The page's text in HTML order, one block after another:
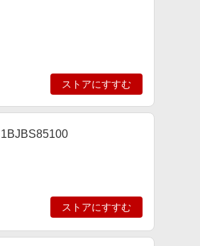
ストアにすすむ
ストアにすすむ